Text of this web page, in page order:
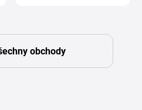
obchody